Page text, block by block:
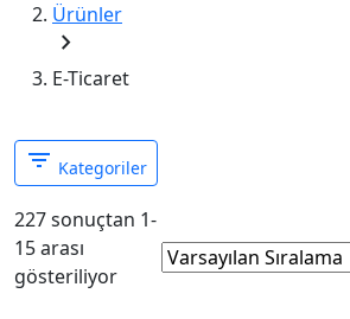
Ürünler
chevron_right
E-Ticaret
filter_list Kategoriler
227 sonuçtan 1-
15 arası
gösteriliyor